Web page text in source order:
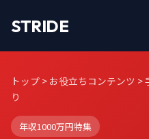
STRIDE
トップ > お役立ちコンテンツ >
り
年収1000万円特集